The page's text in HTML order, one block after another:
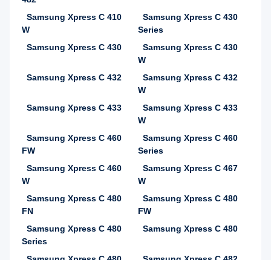
Samsung Xpress C 410
W
Samsung Xpress C 430
Series
Samsung Xpress C 430
Samsung Xpress C 430
W
Samsung Xpress C 432
Samsung Xpress C 432
W
Samsung Xpress C 433
Samsung Xpress C 433
W
Samsung Xpress C 460
FW
Samsung Xpress C 460
Series
Samsung Xpress C 460
W
Samsung Xpress C 467
W
Samsung Xpress C 480
FN
Samsung Xpress C 480
FW
Samsung Xpress C 480
Series
Samsung Xpress C 480